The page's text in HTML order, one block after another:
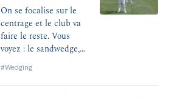
On se focalise sur le
centrage et le club va
faire le reste. Vous
voyez : le sandwedge,
#Wedging